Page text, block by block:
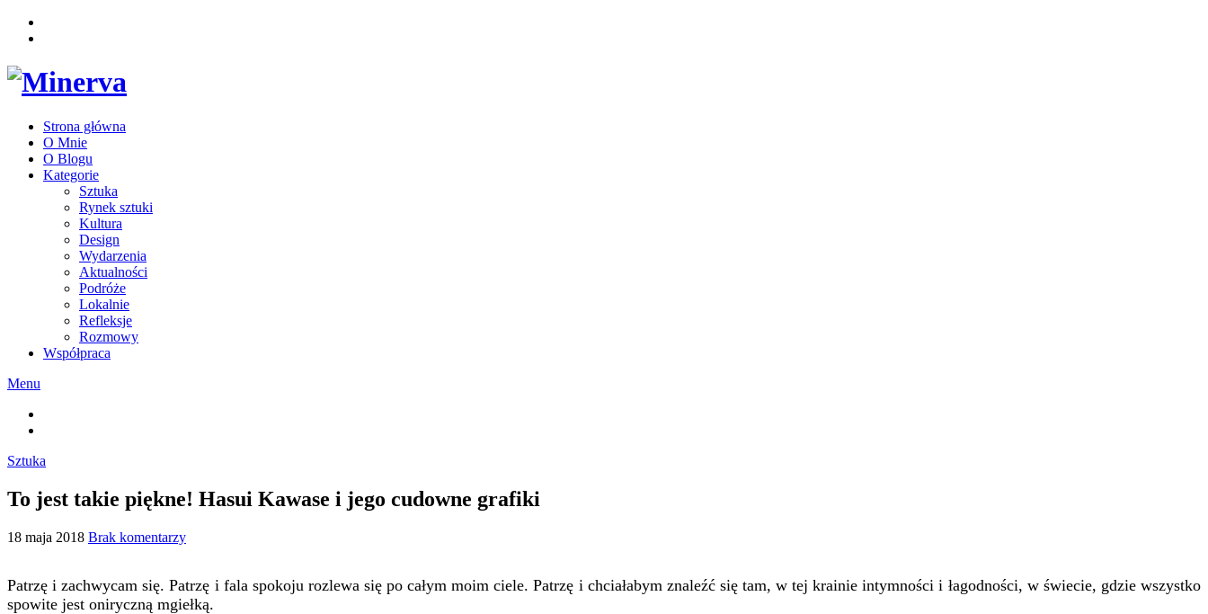
Strona główna
O Mnie
O Blogu
Kategorie
Sztuka
Rynek sztuki
Kultura
Design
Wydarzenia
Aktualności
Podróże
Lokalnie
Refleksje
Rozmowy
Współpraca
Menu
Sztuka
To jest takie piękne! Hasui Kawase i jego cudowne grafiki
18 maja 2018 Brak komentarzy
Patrzę i zachwycam się. Patrzę i fala spokoju rozlewa się po całym moim ciele. Patrzę i chciałabym znaleźć się tam, w tej krainie intymności i łagodności, w świecie, gdzie wszystko
spowite jest oniryczną mgiełką.